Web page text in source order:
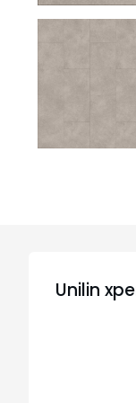
Unilin